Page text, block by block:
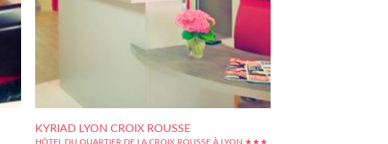
KYRIAD LYON CROIX ROUSSE
HÔTEL DU QUARTIER DE LA CROIX ROUSSE À LYON ★★★